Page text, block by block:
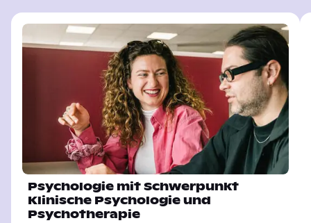
Psychologie mit Schwerpunkt
Klinische Psychologie und
Psychotherapie